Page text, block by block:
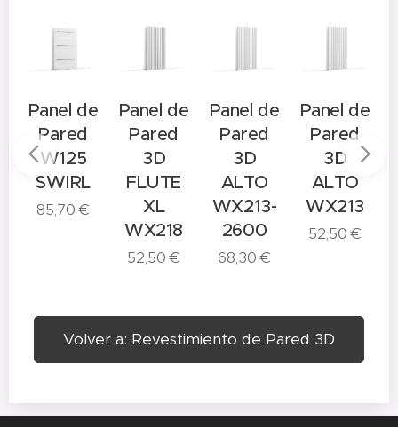
Panel de
Pared
W125
SWIRL
85,70€
Panel de
Pared
3D
FLUTE
XL
WX218
52,50€
Panel de
Pared
3D
ALTO
WX213-
2600
68,30€
Panel de
Pared
3D
ALTO
WX213
52,50€
Volver a: Revestimiento de Pared 3D